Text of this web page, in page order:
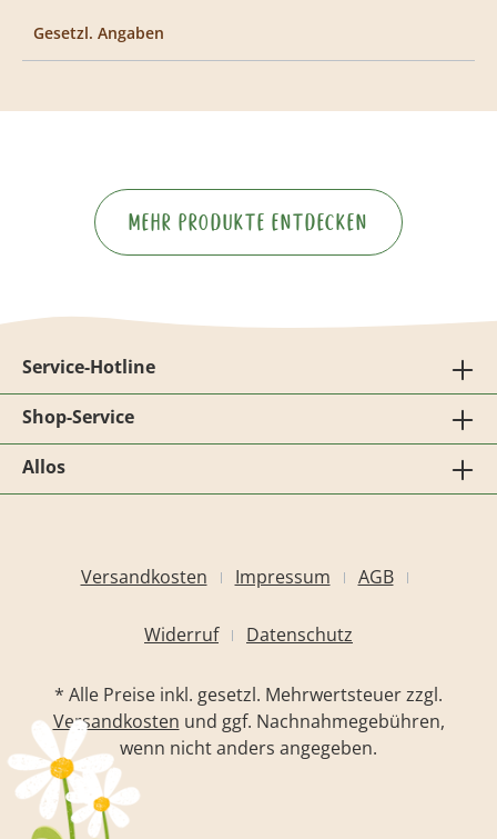
Gesetzl. Angaben
Mehr Produkte entdecken
Service-Hotline
Shop-Service
Allos
Versandkosten Impressum AGB
Widerruf Datenschutz
* Alle Preise inkl. gesetzl. Mehrwertsteuer zzgl.
Versandkosten und ggf. Nachnahmegebühren,
wenn nicht anders angegeben.